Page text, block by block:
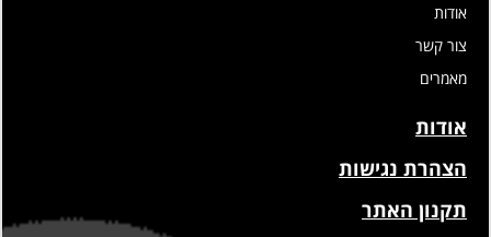
אודות
צור קשר
מאמרים
אודות
הצהרת נגישות
תקנון האתר